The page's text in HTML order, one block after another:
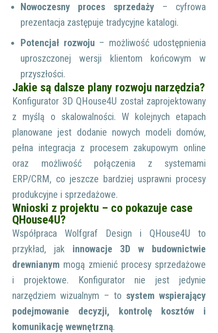
Nowoczesny proces sprzedaży– cyfrowa
prezentacja zastępuje tradycyjne katalogi.
Potencjał rozwoju – możliwość udostępnienia
uproszczonej wersji klientom końcowym w
przyszłości.
Jakie są dalsze plany rozwoju narzędzia?
Konfigurator 3D QHouse4U został zaprojektowany
z myślą o skalowalności. W kolejnych etapach
planowane jest dodanie nowych modeli domów,
pełna integracja z procesem zakupowym online
oraz możliwość połączenia z systemami
ERP/CRM, co jeszcze bardziej usprawni procesy
produkcyjne i sprzedażowe.
Wnioski z projektu – co pokazuje case
QHouse4U?
Współpraca Wolfgraf Design i QHouse4U to
przykład, jak innowacje 3D w budownictwie
drewnianym mogą zmienić procesy sprzedażowe
i projektowe. Konfigurator nie jest jedynie
narzędziem wizualnym – to system wspierający
podejmowanie decyzji, kontrolę kosztów i
komunikację wewnętrzną.